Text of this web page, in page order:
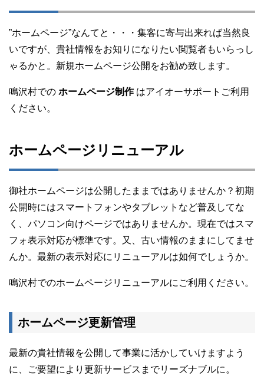
”ホームページ”なんてと・・・集客に寄与出来れば当然良
いですが、貴社情報をお知りになりたい閲覧者もいらっし
ゃるかと。新規ホームページ公開をお勧め致します。
鳴沢村での ホームページ制作 はアイオーサポートご利用
ください。
ホームページリニューアル
御社ホームページは公開したままではありませんか？初期
公開時にはスマートフォンやタブレットなど普及してな
く、パソコン向けページではありませんか。現在ではスマ
フォ表示対応が標準です。又、古い情報のままにしてませ
んか。最新の表示対応にリニューアルは如何でしょうか。
鳴沢村でのホームページリニューアルにご利用ください。
ホームページ更新管理
最新の貴社情報を公開して事業に活かしていけますよう
に、ご要望により更新サービスまでリーズナブルに。